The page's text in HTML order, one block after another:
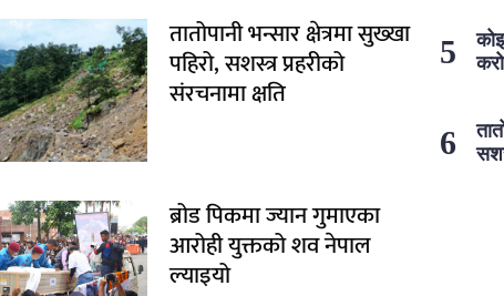
तातोपानी भन्सार क्षेत्रमा सुख्खा
पहिरो, सशस्त्र प्रहरीको
संरचनामा क्षति
ब्रोड पिकमा ज्यान गुमाएका
आरोही युक्तको शव नेपाल
ल्याइयो